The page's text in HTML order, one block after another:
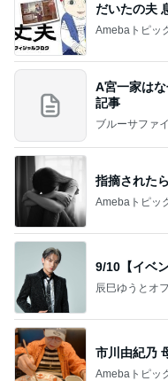
だいたの夫
Amebaトピッ
A宮一家は
記事
ブルーサファ
指摘された
Amebaトピッ
9/10【イベ
辰巳ゆうとオ
市川由紀乃
Amebaトピッ